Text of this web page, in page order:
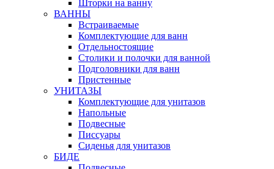
Шторки на ванну
ВАННЫ
Встраиваемые
Комплектующие для ванн
Отдельностоящие
Столики и полочки для ванной
Подголовники для ванн
Пристенные
УНИТАЗЫ
Комплектующие для унитазов
Напольные
Подвесные
Писсуары
Сиденья для унитазов
БИДЕ